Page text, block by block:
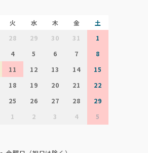
火 水 木 金
土
28 29 30 31
1
4 5 6 7
8
11 12 13 14
15
18 19 20 21
22
25 26 27 28
29
1 2 3 4 5